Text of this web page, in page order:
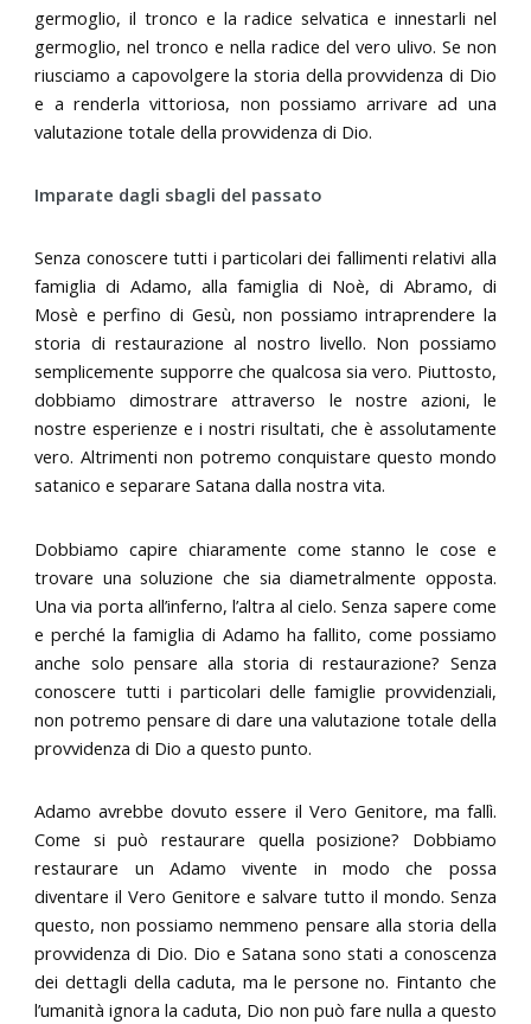
germoglio, il tronco e la radice selvatica e innestarli nel
germoglio, nel tronco e nella radice del vero ulivo. Se non
riusciamo a capovolgere la storia della provvidenza di Dio
e a renderla vittoriosa, non possiamo arrivare ad una
valutazione totale della provvidenza di Dio.
Imparate dagli sbagli del passato
Senza conoscere tutti i particolari dei fallimenti relativi alla
famiglia di Adamo, alla famiglia di Noè, di Abramo, di
Mosè e perfino di Gesù, non possiamo intraprendere la
storia di restaurazione al nostro livello. Non possiamo
semplicemente supporre che qualcosa sia vero. Piuttosto,
dobbiamo dimostrare attraverso le nostre azioni, le
nostre esperienze e i nostri risultati, che è assolutamente
vero. Altrimenti non potremo conquistare questo mondo
satanico e separare Satana dalla nostra vita.
Dobbiamo capire chiaramente come stanno le cose e
trovare una soluzione che sia diametralmente opposta.
Una via porta all’inferno, l’altra al cielo. Senza sapere come
e perché la famiglia di Adamo ha fallito, come possiamo
anche solo pensare alla storia di restaurazione? Senza
conoscere tutti i particolari delle famiglie provvidenziali,
non potremo pensare di dare una valutazione totale della
provvidenza di Dio a questo punto.
Adamo avrebbe dovuto essere il Vero Genitore, ma fallì.
Come si può restaurare quella posizione? Dobbiamo
restaurare un Adamo vivente in modo che possa
diventare il Vero Genitore e salvare tutto il mondo. Senza
questo, non possiamo nemmeno pensare alla storia della
provvidenza di Dio. Dio e Satana sono stati a conoscenza
dei dettagli della caduta, ma le persone no. Fintanto che
l’umanità ignora la caduta, Dio non può fare nulla a questo